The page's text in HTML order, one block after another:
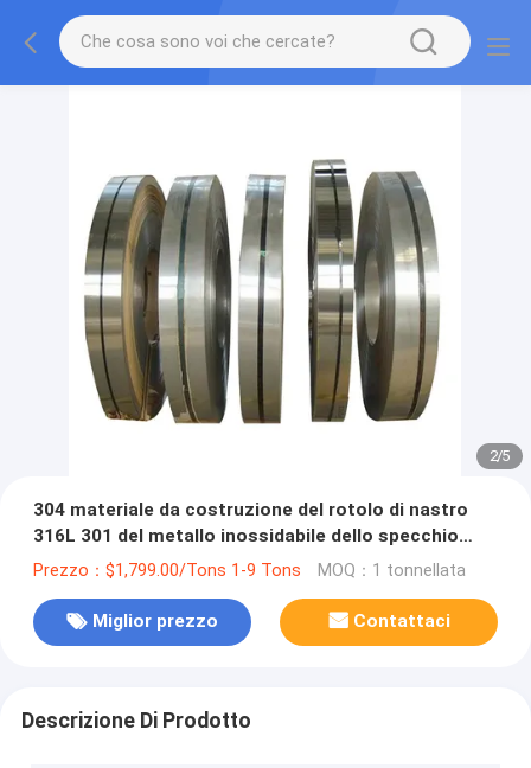
2/5
304 materiale da costruzione del rotolo di nastro
316L 301 del metallo inossidabile dello specchio
2000mm
Prezzo：$1,799.00/Tons 1-9 Tons MOQ：1 tonnellata
Miglior prezzo Contattaci
Descrizione Di Prodotto